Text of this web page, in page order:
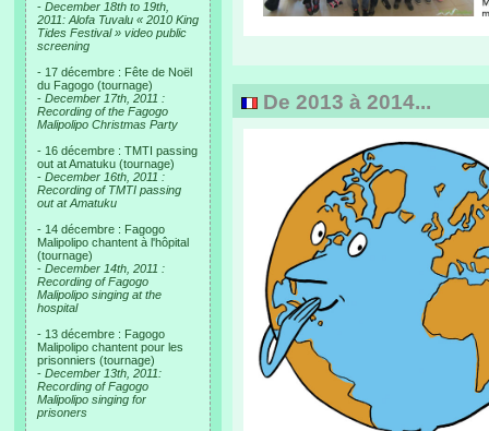
- December 18th to 19th,
2011: Alofa Tuvalu « 2010 King
Tides Festival » video public
screening
- 17 décembre : Fête de Noël
du Fagogo (tournage)
- December 17th, 2011 :
Recording of the Fagogo
Malipolipo Christmas Party
- 16 décembre : TMTI passing
out at Amatuku (tournage)
- December 16th, 2011 :
Recording of TMTI passing
out at Amatuku
- 14 décembre : Fagogo
Malipolipo chantent à l'hôpital
(tournage)
- December 14th, 2011 :
Recording of Fagogo
Malipolipo singing at the
hospital
- 13 décembre : Fagogo
Malipolipo chantent pour les
prisonniers (tournage)
- December 13th, 2011:
Recording of Fagogo
Malipolipo singing for
prisoners
De 2013 à 2014...